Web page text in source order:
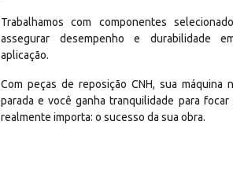
Trabalhamos com componentes
assegurar desempenho e durabilidade
aplicação.
Com peças de reposição CNH, sua máquina
parada e você ganha tranquilidade para focar
realmente importa: o sucesso da sua obra.